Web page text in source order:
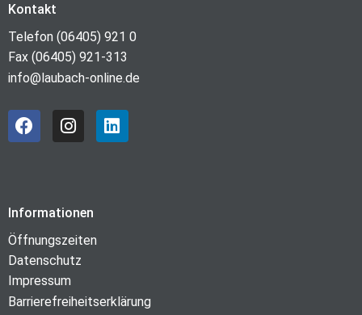
Kontakt
Telefon (06405) 921 0
Fax (06405) 921-313
info@laubach-online.de
Informationen
Öffnungszeiten
Datenschutz
Impressum
Barrierefreiheitserklärung